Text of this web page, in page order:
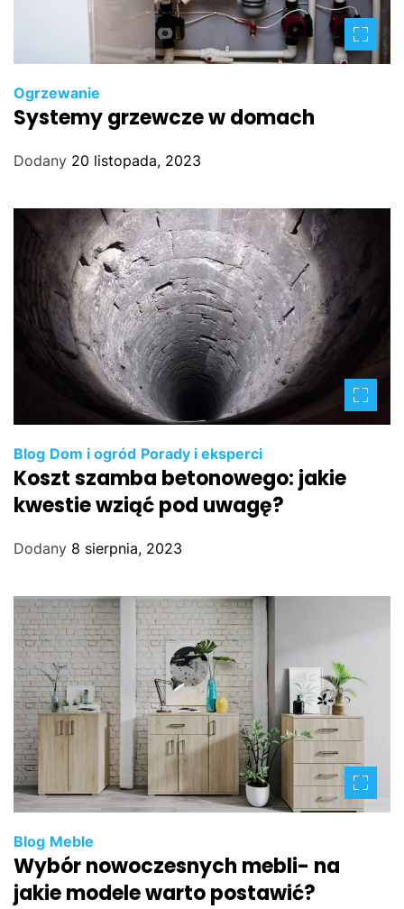
Ogrzewanie
Systemy grzewcze w domach
Dodany 20 listopada, 2023
Blog Dom i ogród Porady i eksperci
Koszt szamba betonowego: jakie
kwestie wziąć pod uwagę?
Dodany 8 sierpnia, 2023
Blog Meble
Wybór nowoczesnych mebli- na
jakie modele warto postawić?